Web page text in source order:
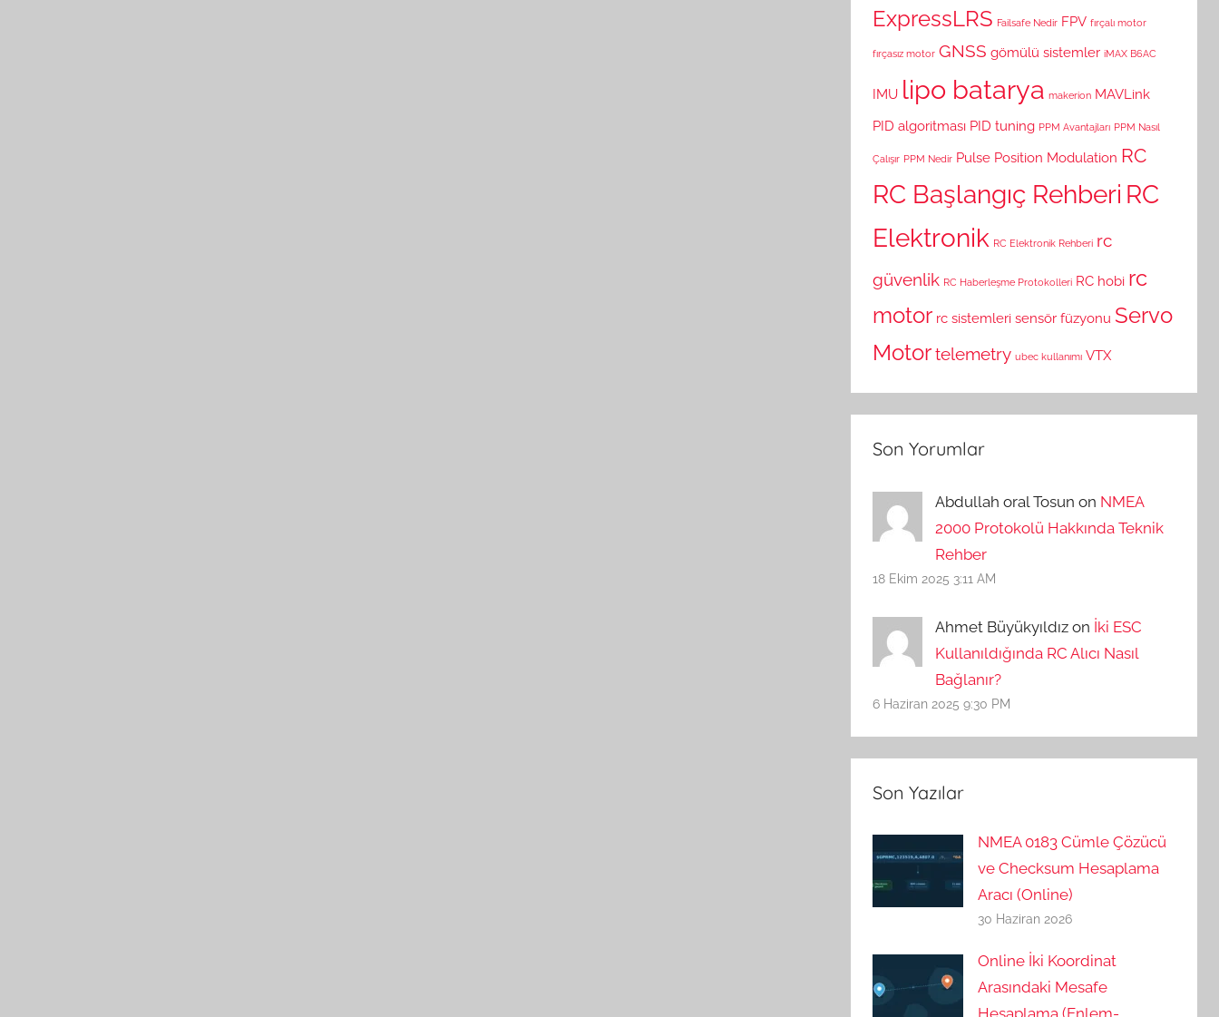
ExpressLRS Failsafe Nedir FPV fırçalı motor
fırçasız motor GNSS gömülü sistemler iMAX B6AC
IMU lipo batarya makerion MAVLink
PID algoritması PID tuning PPM Avantajları PPM Nasıl
Çalışır PPM Nedir Pulse Position Modulation RC
RC Başlangıç Rehberi RC
Elektronik RC Elektronik Rehberi rc
güvenlik RC Haberleşme Protokolleri RC hobi rc
motor rc sistemleri sensör füzyonu Servo
Motor telemetry ubec kullanımı VTX
Son Yorumlar
Abdullah oral Tosun on NMEA
2000 Protokolü Hakkında Teknik
Rehber
18 Ekim 2025 3:11 AM
Ahmet Büyükyıldız on İki ESC
Kullanıldığında RC Alıcı Nasıl
Bağlanır?
6 Haziran 2025 9:30 PM
Son Yazılar
NMEA 0183 Cümle Çözücü
ve Checksum Hesaplama
Aracı (Online)
30 Haziran 2026
Online İki Koordinat
Arasındaki Mesafe